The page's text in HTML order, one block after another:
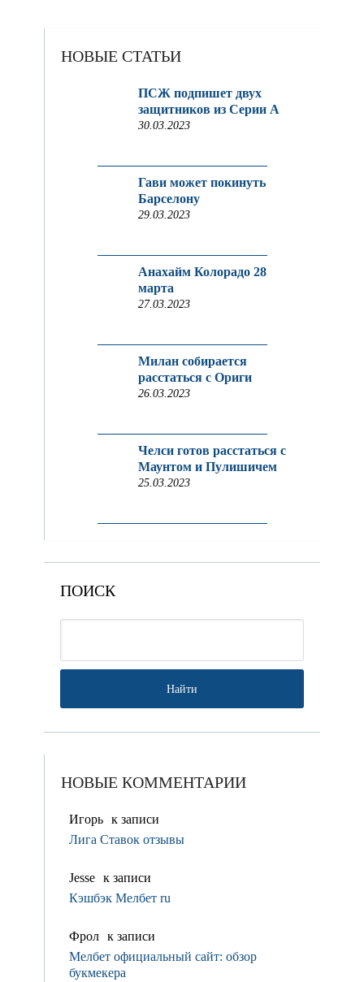
НОВЫЕ СТАТЬИ
ПСЖ подпишет двух
защитников из Серии A
30.03.2023
Гави может покинуть
Барселону
29.03.2023
Анахайм Колорадо 28
марта
27.03.2023
Милан собирается
расстаться с Ориги
26.03.2023
Челси готов расстаться с
Маунтом и Пулишичем
25.03.2023
ПОИСК
НОВЫЕ КОММЕНТАРИИ
Игорь к записи
Лига Ставок отзывы
Jesse к записи
Кэшбэк Мелбет ru
Фрол к записи
Мелбет официальный сайт: обзор
букмекера